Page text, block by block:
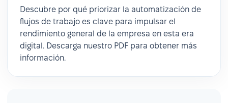
Descubre por qué priorizar la automatización de
flujos de trabajo es clave para impulsar el
rendimiento general de la empresa en esta era
digital. Descarga nuestro PDF para obtener más
información.